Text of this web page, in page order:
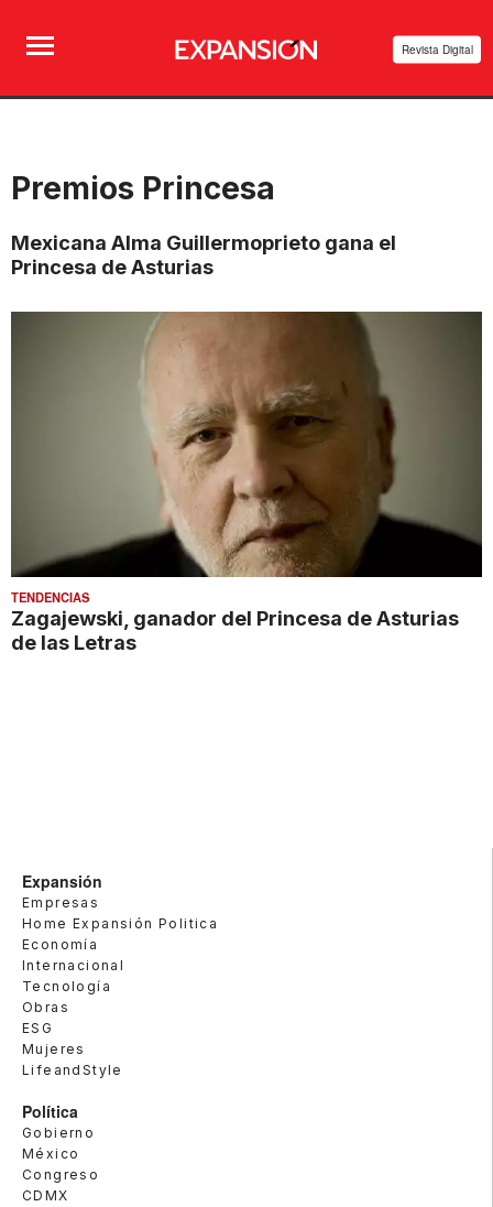
Revista Digital
Premios Princesa
Mexicana Alma Guillermoprieto gana el
Princesa de Asturias
TENDENCIAS
Zagajewski, ganador del Princesa de Asturias
de las Letras
Expansión
Empresas
Home Expansión Politica
Economía
Internacional
Tecnología
Obras
ESG
Mujeres
LifeandStyle
Política
Gobierno
México
Congreso
CDMX